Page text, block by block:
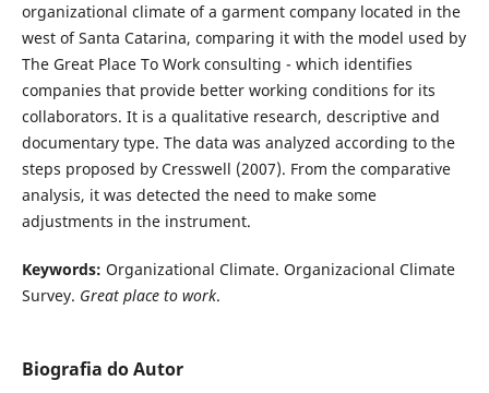
organizational climate of a garment company located in the
west of Santa Catarina, comparing it with the model used by
The Great Place To Work consulting - which identifies
companies that provide better working conditions for its
collaborators. It is a qualitative research, descriptive and
documentary type. The data was analyzed according to the
steps proposed by Cresswell (2007). From the comparative
analysis, it was detected the need to make some
adjustments in the instrument.
Keywords: Organizational Climate. Organizacional Climate
Survey. Great place to work.
Biografia do Autor